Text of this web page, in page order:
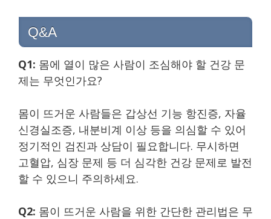
Q&A
Q1: 몸에 열이 많은 사람이 조심해야 할 건강 문
제는 무엇인가요?
몸이 뜨거운 사람들은 갑상선 기능 항진증, 자율
신경실조증, 내분비계 이상 등을 의심할 수 있어
정기적인 검진과 상담이 필요합니다. 무시하면
고혈압, 심장 문제 등 더 심각한 건강 문제로 발전
할 수 있으니 주의하세요.
Q2: 몸이 뜨거운 사람을 위한 간단한 관리법은 무